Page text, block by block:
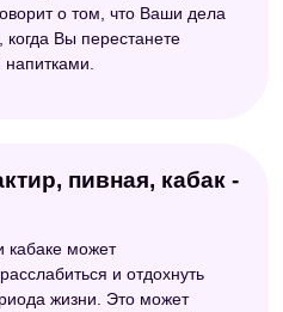
о том, что Ваши дела
когда Вы перестанете
пивная, кабак -
кабаке может
и отдохнуть
жизни. Это может